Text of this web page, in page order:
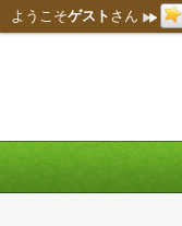
ようこそゲスト さん